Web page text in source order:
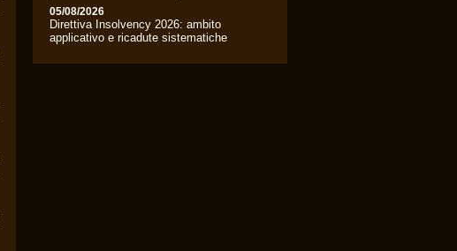
05/08/2026
Direttiva Insolvency 2026: ambito
applicativo e ricadute sistematiche